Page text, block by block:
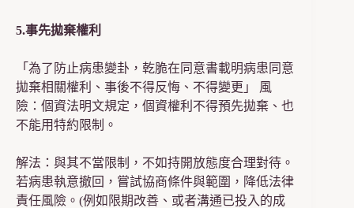
5.事先拋棄權利
「為了防止病患變卦，乾脆在同意書載明病患同意
拋棄相關權利、事後不得反悔、不得變更」 風
險：個資法明文規定，個資權利不得預先拋棄、也
不能用特約限制。
解法：與其不當限制，不如持開放態度合理對待。
若病患執意撤回，嘗試協商條件與範圍，降低法律
責任風險。(例如限期改善、或者溝通已投入的成